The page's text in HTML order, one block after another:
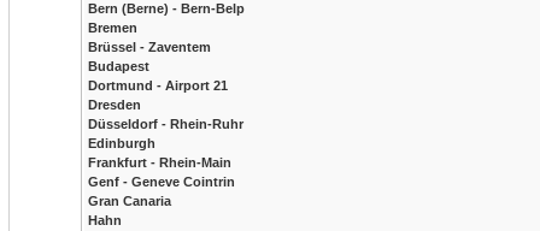
Bern (Berne) - Bern-Belp
Bremen
Brüssel - Zaventem
Budapest
Dortmund - Airport 21
Dresden
Düsseldorf - Rhein-Ruhr
Edinburgh
Frankfurt - Rhein-Main
Genf - Geneve Cointrin
Gran Canaria
Hahn